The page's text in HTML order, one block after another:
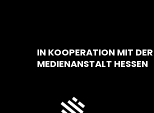
IN KOOPERATION MIT DER
MEDIENANSTALT HESSEN